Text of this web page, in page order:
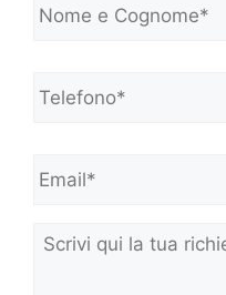
o
e
C
n
m
Scrivi
qui